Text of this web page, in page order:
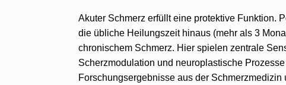
Akuter Schmerz erfüllt eine protektive Funktion.
die übliche Heilungszeit hinaus (mehr als 3
chronischem Schmerz. Hier spielen zentrale
Scherzmodulation und neuroplastische
Forschungsergebnisse aus der Schmerzmedizin